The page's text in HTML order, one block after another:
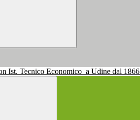
Ist. Tecnico Economico a Udine dal 1866